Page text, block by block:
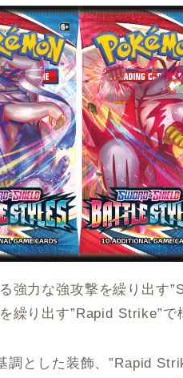
強力な強攻撃を繰り出す
繰り出す”Rapid Strike”で
調とした装飾、”Rapid